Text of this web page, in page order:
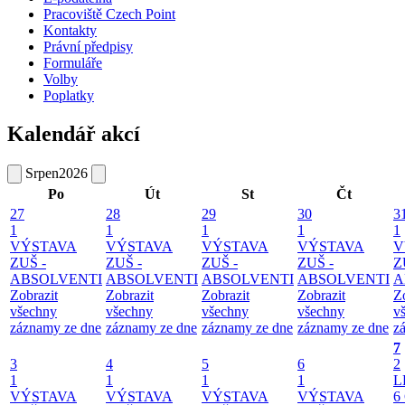
Pracoviště Czech Point
Kontakty
Právní předpisy
Formuláře
Volby
Poplatky
Kalendář akcí
Srpen2026
Po
Út St
Čt
27
1
VÝSTAVA
ZUŠ -
ABSOLVENTI
Zobrazit
všechny
záznamy ze dne
28
1
VÝSTAVA
ZUŠ -
ABSOLVENTI
Zobrazit
všechny
záznamy ze dne
29
1
VÝSTAVA
ZUŠ -
ABSOLVENTI
Zobrazit
všechny
záznamy ze dne
30
1
VÝSTAVA
ZUŠ -
ABSOLVENTI
Zobrazit
všechny
záznamy ze dne
1
3
1
VÝSTAVA
4
1
VÝSTAVA
5
1
VÝSTAVA
6
1
VÝSTAVA
7
2
6